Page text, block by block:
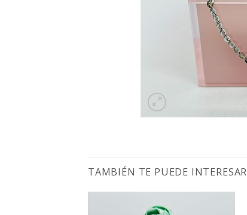
TAMBIÉN TE PUEDE INTERESAR